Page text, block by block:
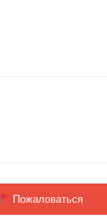
Пожаловаться